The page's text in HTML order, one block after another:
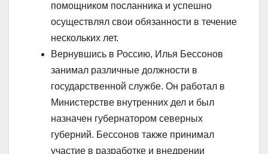
помощником посланника и успешно
осуществлял свои обязанности в течение
нескольких лет.
Вернувшись в Россию, Илья Бессонов
занимал различные должности в
государственной службе. Он работал в
Министерстве внутренних дел и был
назначен губернатором северных
губерний. Бессонов также принимал
участие в разработке и внедрении